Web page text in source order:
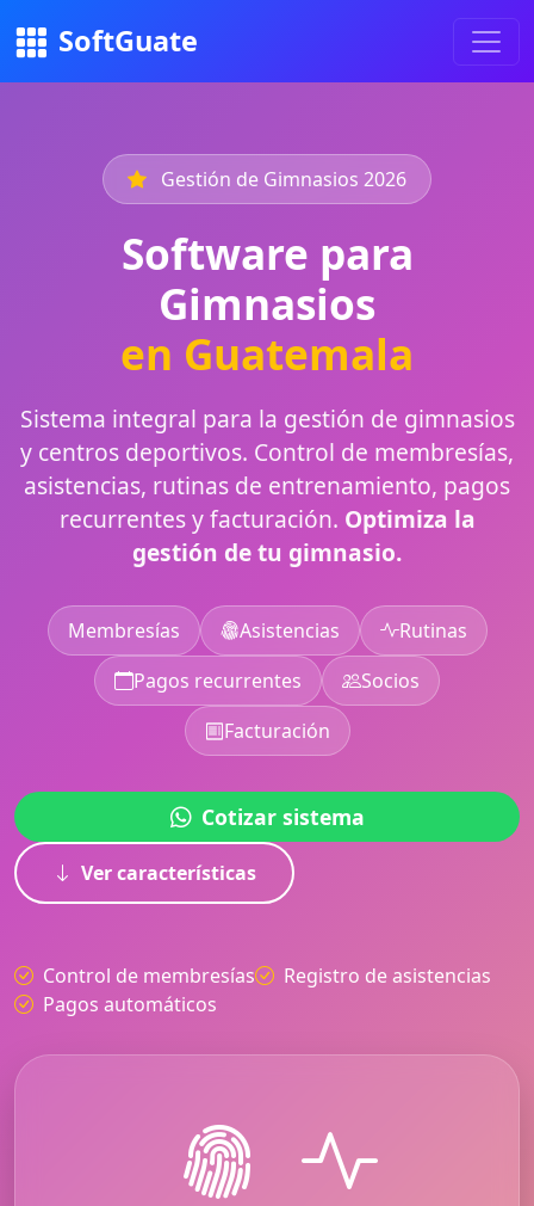
SoftGuate
Gestión de Gimnasios 2026
Software para
Gimnasios
en Guatemala
Sistema integral para la gestión de gimnasios
y centros deportivos. Control de membresías,
asistencias, rutinas de entrenamiento, pagos
recurrentes y facturación. Optimiza la
gestión de tu gimnasio.
Membresías Asistencias
Rutinas
Pagos recurrentes
Socios
Facturación
Cotizar sistema
Ver características
Control de membresías
Registro de asistencias
Pagos automáticos